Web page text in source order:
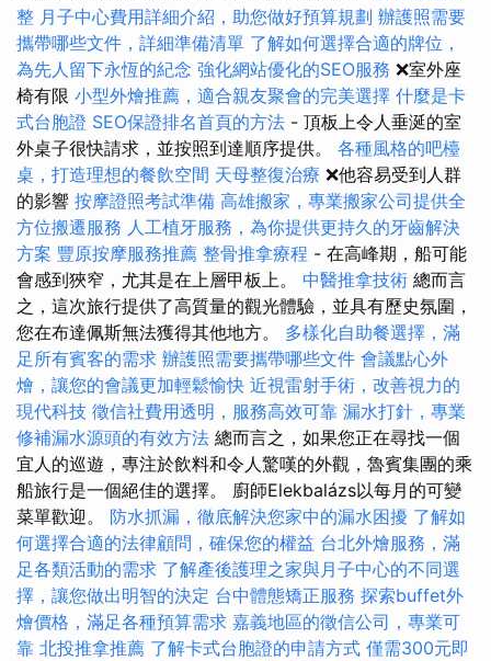
整 月子中心費用詳細介紹，助您做好預算規劃 辦護照需要
攜帶哪些文件，詳細準備清單 了解如何選擇合適的牌位，
為先人留下永恆的紀念 強化網站優化的SEO服務 ❌室外座
椅有限 小型外燴推薦，適合親友聚會的完美選擇 什麼是卡
式台胞證 SEO保證排名首頁的方法 - 頂板上令人垂涎的室
外桌子很快請求，並按照到達順序提供。 各種風格的吧檯
桌，打造理想的餐飲空間 天母整復治療 ❌他容易受到人群
的影響 按摩證照考試準備 高雄搬家，專業搬家公司提供全
方位搬遷服務 人工植牙服務，為你提供更持久的牙齒解決
方案 豐原按摩服務推薦 整骨推拿療程 - 在高峰期，船可能
會感到狹窄，尤其是在上層甲板上。 中醫推拿技術 總而言
之，這次旅行提供了高質量的觀光體驗，並具有歷史氛圍，
您在布達佩斯無法獲得其他地方。 多樣化自助餐選擇，滿
足所有賓客的需求 辦護照需要攜帶哪些文件 會議點心外
燴，讓您的會議更加輕鬆愉快 近視雷射手術，改善視力的
現代科技 徵信社費用透明，服務高效可靠 漏水打針，專業
修補漏水源頭的有效方法 總而言之，如果您正在尋找一個
宜人的巡遊，專注於飲料和令人驚嘆的外觀，魯賓集團的乘
船旅行是一個絕佳的選擇。 廚師Elekbalázs以每月的可變
菜單歡迎。 防水抓漏，徹底解決您家中的漏水困擾 了解如
何選擇合適的法律顧問，確保您的權益 台北外燴服務，滿
足各類活動的需求 了解產後護理之家與月子中心的不同選
擇，讓您做出明智的決定 台中體態矯正服務 探索buffet外
燴價格，滿足各種預算需求 嘉義地區的徵信公司，專業可
靠 北投推拿推薦 了解卡式台胞證的申請方式 僅需300元即